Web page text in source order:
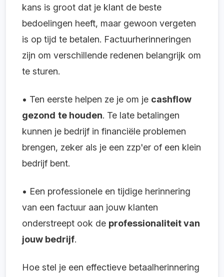
kans is groot dat je klant de beste
bedoelingen heeft, maar gewoon vergeten
is op tijd te betalen. Factuurherinneringen
zijn om verschillende redenen belangrijk om
te sturen.
• Ten eerste helpen ze je om je cashflow
gezond te houden. Te late betalingen
kunnen je bedrijf in financiële problemen
brengen, zeker als je een zzp'er of een klein
bedrijf bent.
• Een professionele en tijdige herinnering
van een factuur aan jouw klanten
onderstreept ook de professionaliteit van
jouw bedrijf.
Hoe stel je een effectieve betaalherinnering